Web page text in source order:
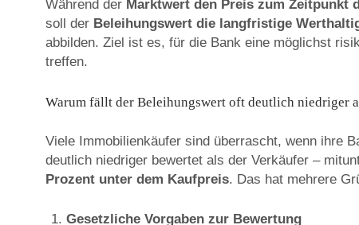
Während der Marktwert den Preis zum Zeitpunkt
soll der Beleihungswert die langfristige
abbilden. Ziel ist es, für die Bank eine möglichst
treffen.
Warum fällt der Beleihungswert oft deutlich niedriger
Viele Immobilienkäufer sind überrascht, wenn ihre
deutlich niedriger bewertet als der Verkäufer –
Prozent unter dem Kaufpreis. Das hat mehrere
Gesetzliche Vorgaben zur Bewertung